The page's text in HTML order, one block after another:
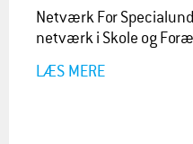
Netværk For
netværk i Skole og
LÆS MERE